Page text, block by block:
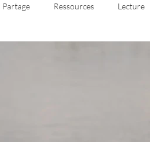
Partage Ressources Lecture